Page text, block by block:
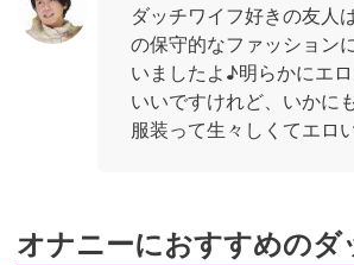
ダッチワイフ好きの友人
の保守的なファッション
いましたよ♪明らかにエ
いいですけれど、いかに
服装って生々しくてエロ
オナニーにおすすめのダ